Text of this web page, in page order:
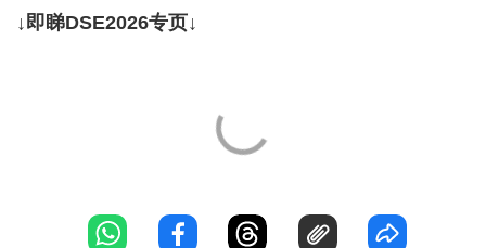
↓即睇DSE2026专页↓